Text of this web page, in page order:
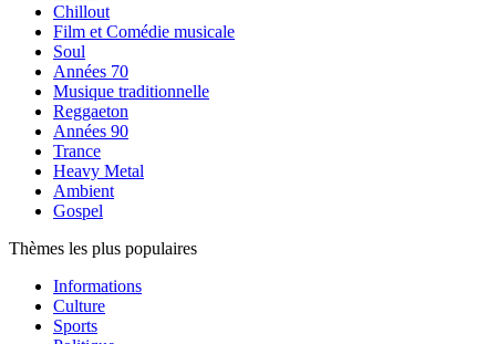
Chillout
Film et Comédie musicale
Soul
Années 70
Musique traditionnelle
Reggaeton
Années 90
Trance
Heavy Metal
Ambient
Gospel
Thèmes les plus populaires
Informations
Culture
Sports